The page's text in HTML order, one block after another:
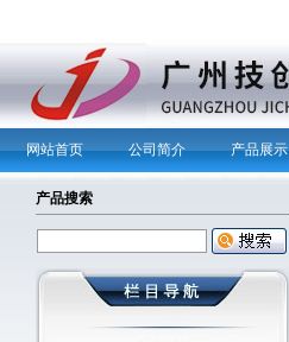
网站首页 公司简介 产品展示
产品搜索